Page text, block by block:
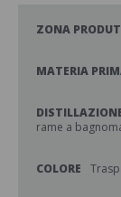
ZONA
MATERIA
rame a
COLORE